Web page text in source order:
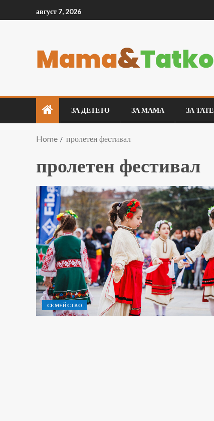
август 7, 2026
ЗА ДЕТЕТО ЗА МАМА ЗА ТАТЕ
Home пролетен фестивал
пролетен фестивал
СЕМЕЙСТВО